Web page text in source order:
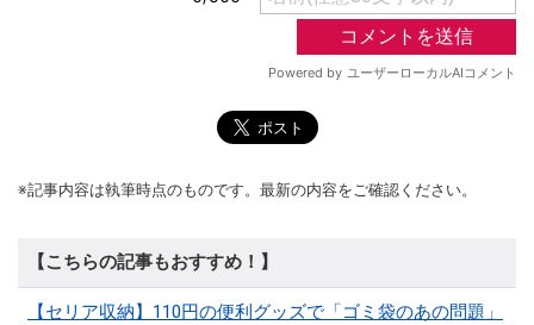
※記事内容は執筆時点のものです。最新の内容をご確認ください。
【こちらの記事もおすすめ！】
【セリア収納】110円の便利グッズで「ゴミ袋のあの問題」